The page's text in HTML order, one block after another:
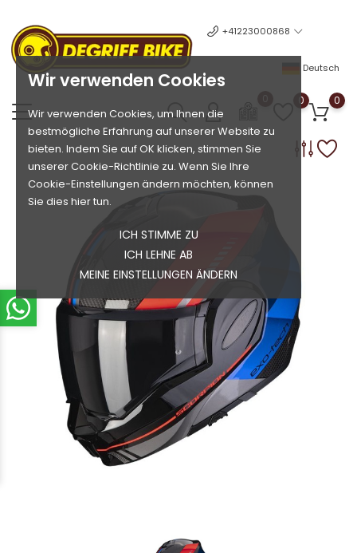
Wir verwenden Cookies
Wir verwenden Cookies, um Ihnen die
bestmögliche Erfahrung auf unserer Website zu
bieten. Indem Sie auf OK klicken, stimmen Sie
unserer Cookie-Richtlinie zu. Wenn Sie Ihre
Cookie-Einstellungen ändern möchten, können
Sie dies hier tun.
ICH STIMME ZU
ICH LEHNE AB
MEINE EINSTELLUNGEN ÄNDERN
+41223000868
Deutsch
0 0